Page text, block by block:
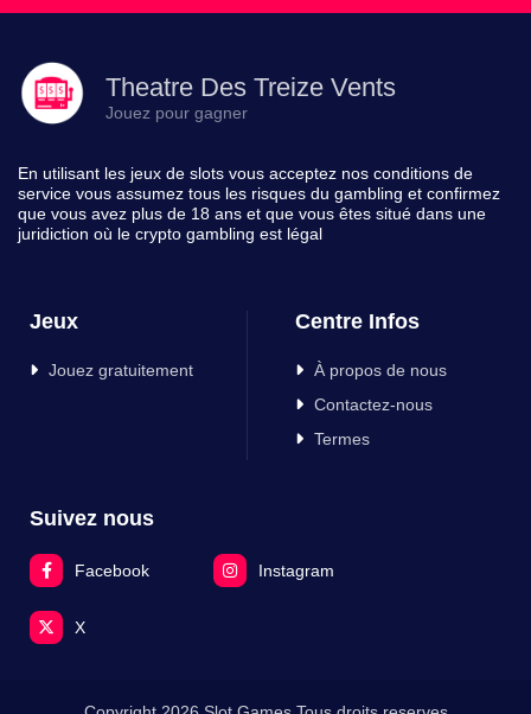
Theatre Des Treize Vents
Jouez pour gagner
En utilisant les jeux de slots vous acceptez nos conditions de
service vous assumez tous les risques du gambling et confirmez
que vous avez plus de 18 ans et que vous êtes situé dans une
juridiction où le crypto gambling est légal
Jeux
Jouez gratuitement
Centre Infos
À propos de nous
Contactez-nous
Termes
Suivez nous
Facebook Instagram
X